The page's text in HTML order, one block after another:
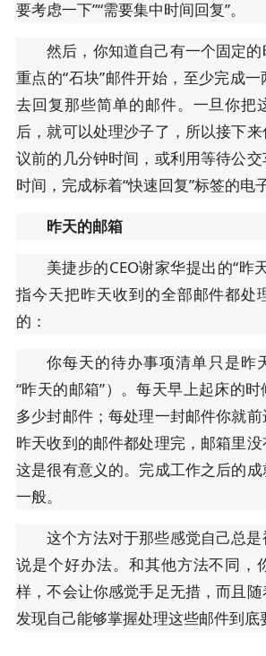
要考虑一下”“需要集中时间回复”。
然后，你知道自己有一个固定
重点的“石块”邮件开始，至少完成
去回复那些简单的邮件。一旦你把
后，就可以处理沙子了，所以接下
议前的几分钟时间，或利用等待公
时间，完成标着“快速回复”标签的电
昨天的邮箱
美捷步的CEO谢家华提出的“昨
指今天把昨天收到的全部邮件都处
的：
你每天的待办事项清单只是昨
“昨天的邮箱”）。每天早上起床的
多少封邮件；每处理一封邮件你就
昨天收到的邮件都处理完，邮箱里没
这是很有意义的。完成工作之后的
一般。
这个方法对于那些感觉自己总
说是个好办法。和其他方法不同，
样，不会让你感觉手足无措，而且
发现自己能够掌握处理这些邮件到底